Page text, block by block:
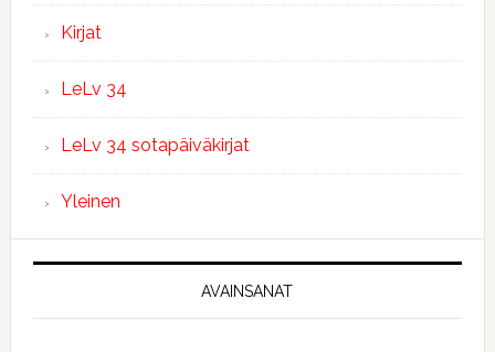
Kirjat
LeLv 34
LeLv 34 sotapäiväkirjat
Yleinen
AVAINSANAT